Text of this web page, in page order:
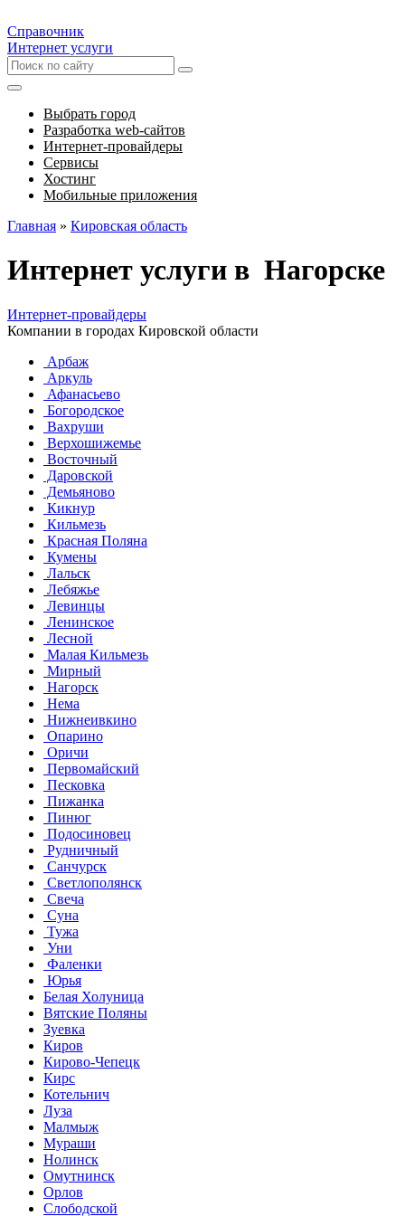
Справочник
Интернет услуги
Выбрать город
Разработка web-сайтов
Интернет-провайдеры
Сервисы
Хостинг
Мобильные приложения
Главная » Кировская область
Интернет услуги в Нагорске
Интернет-провайдеры
Компании в городах Кировской области
Арбаж
Аркуль
Афанасьево
Богородское
Вахруши
Верхошижемье
Восточный
Даровской
Демьяново
Кикнур
Кильмезь
Красная Поляна
Кумены
Лальск
Лебяжье
Левинцы
Ленинское
Лесной
Малая Кильмезь
Мирный
Нагорск
Нема
Нижнеивкино
Опарино
Оричи
Первомайский
Песковка
Пижанка
Пинюг
Подосиновец
Рудничный
Санчурск
Светлополянск
Свеча
Суна
Тужа
Уни
Фаленки
Юрья
Белая Холуница
Вятские Поляны
Зуевка
Киров
Кирово-Чепецк
Кирс
Котельнич
Луза
Малмыж
Мураши
Нолинск
Омутнинск
Орлов
Слободской